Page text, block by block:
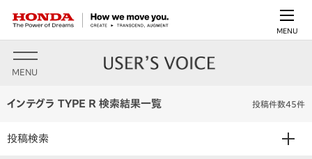
MENU
MENU
インテグラ TYPE R 検索結果一覧 投稿件数45件
投稿検索